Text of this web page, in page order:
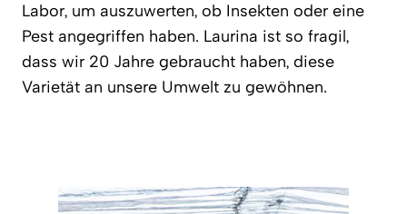
Labor, um auszuwerten, ob Insekten oder eine
Pest angegriffen haben. Laurina ist so fragil,
dass wir 20 Jahre gebraucht haben, diese
Varietät an unsere Umwelt zu gewöhnen.